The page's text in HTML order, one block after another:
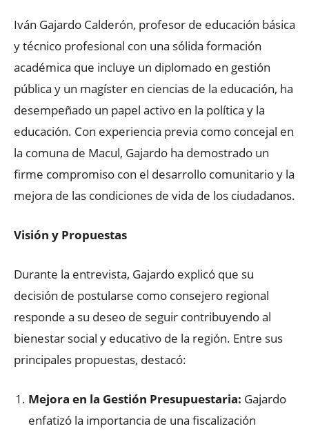
Iván Gajardo Calderón, profesor de educación básica
y técnico profesional con una sólida formación
académica que incluye un diplomado en gestión
pública y un magíster en ciencias de la educación, ha
desempeñado un papel activo en la política y la
educación. Con experiencia previa como concejal en
la comuna de Macul, Gajardo ha demostrado un
firme compromiso con el desarrollo comunitario y la
mejora de las condiciones de vida de los ciudadanos.
Visión y Propuestas
Durante la entrevista, Gajardo explicó que su
decisión de postularse como consejero regional
responde a su deseo de seguir contribuyendo al
bienestar social y educativo de la región. Entre sus
principales propuestas, destacó:
Mejora en la Gestión Presupuestaria: Gajardo
enfatizó la importancia de una fiscalización